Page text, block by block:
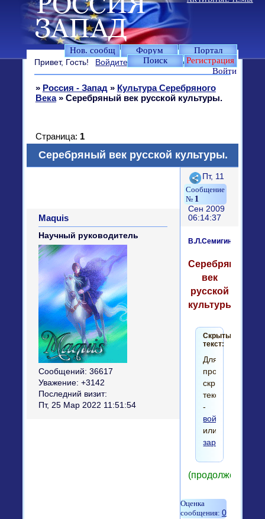
Нов. сообщ Форум
Портал
Поиск
Регистрация
Войти
Привет, Гость! Войдите илизарегистрируйтесь.
» Россия - Запад » Культура Серебряного
Века » Серебряный век русской культуры.
Серебряный век русской культуры.
Страница: 1
Поделиться
1
Пт, 11
Сен 2009
06:14:37
Maquis
Научный руководитель
Сообщений: 36617
Уважение: +3142
Последний визит:
Пт, 25 Мар 2022 11:51:54
В.Л.Семигин
Серебряный
век
русской
культуры.
Скрытый
текст:
Для
просмотра
скрытого
текста
-
войдите
или
(продолжение)
0